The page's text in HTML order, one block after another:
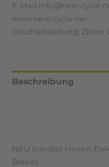
E-Mail info@new-
www.new-cycle.net
Geschäftsleitung: Zitian
Beschreibung
NEU Kreidler Herren
Brakes